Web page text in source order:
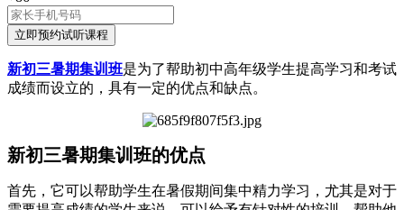
新初三暑期集训班是为了帮助初中高年级学生提高学习和考试
成绩而设立的，具有一定的优点和缺点。
新初三暑期集训班的优点
首先，它可以帮助学生在暑假期间集中精力学习，尤其是对于